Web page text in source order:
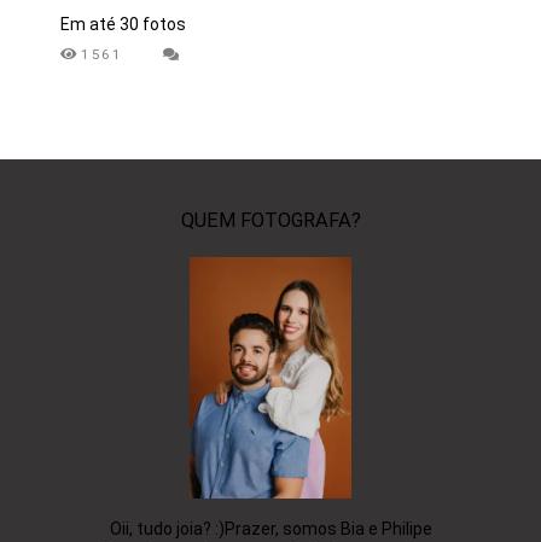
Em até 30 fotos
1561
QUEM FOTOGRAFA?
Oii, tudo joia? :)Prazer, somos Bia e Philipe